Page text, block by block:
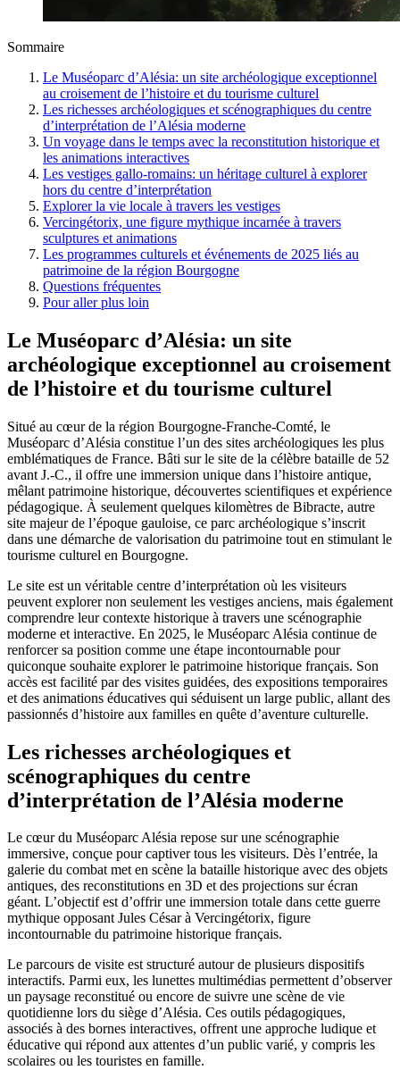
Sommaire
Le Muséoparc d’Alésia: un site archéologique exceptionnel
au croisement de l’histoire et du tourisme culturel
Les richesses archéologiques et scénographiques du centre
d’interprétation de l’Alésia moderne
Un voyage dans le temps avec la reconstitution historique et
les animations interactives
Les vestiges gallo-romains: un héritage culturel à explorer
hors du centre d’interprétation
Explorer la vie locale à travers les vestiges
Vercingétorix, une figure mythique incarnée à travers
sculptures et animations
Les programmes culturels et événements de 2025 liés au
patrimoine de la région Bourgogne
Questions fréquentes
Pour aller plus loin
Le Muséoparc d’Alésia: un site
archéologique exceptionnel au croisement
de l’histoire et du tourisme culturel
Situé au cœur de la région Bourgogne-Franche-Comté, le
Muséoparc d’Alésia constitue l’un des sites archéologiques les plus
emblématiques de France. Bâti sur le site de la célèbre bataille de 52
avant J.-C., il offre une immersion unique dans l’histoire antique,
mêlant patrimoine historique, découvertes scientifiques et expérience
pédagogique. À seulement quelques kilomètres de Bibracte, autre
site majeur de l’époque gauloise, ce parc archéologique s’inscrit
dans une démarche de valorisation du patrimoine tout en stimulant le
tourisme culturel en Bourgogne.
Le site est un véritable centre d’interprétation où les visiteurs
peuvent explorer non seulement les vestiges anciens, mais également
comprendre leur contexte historique à travers une scénographie
moderne et interactive. En 2025, le Muséoparc Alésia continue de
renforcer sa position comme une étape incontournable pour
quiconque souhaite explorer le patrimoine historique français. Son
accès est facilité par des visites guidées, des expositions temporaires
et des animations éducatives qui séduisent un large public, allant des
passionnés d’histoire aux familles en quête d’aventure culturelle.
Les richesses archéologiques et
scénographiques du centre
d’interprétation de l’Alésia moderne
Le cœur du Muséoparc Alésia repose sur une scénographie
immersive, conçue pour captiver tous les visiteurs. Dès l’entrée, la
galerie du combat met en scène la bataille historique avec des objets
antiques, des reconstitutions en 3D et des projections sur écran
géant. L’objectif est d’offrir une immersion totale dans cette guerre
mythique opposant Jules César à Vercingétorix, figure
incontournable du patrimoine historique français.
Le parcours de visite est structuré autour de plusieurs dispositifs
interactifs. Parmi eux, les lunettes multimédias permettent d’observer
un paysage reconstitué ou encore de suivre une scène de vie
quotidienne lors du siège d’Alésia. Ces outils pédagogiques,
associés à des bornes interactives, offrent une approche ludique et
éducative qui répond aux attentes d’un public varié, y compris les
scolaires ou les touristes en famille.